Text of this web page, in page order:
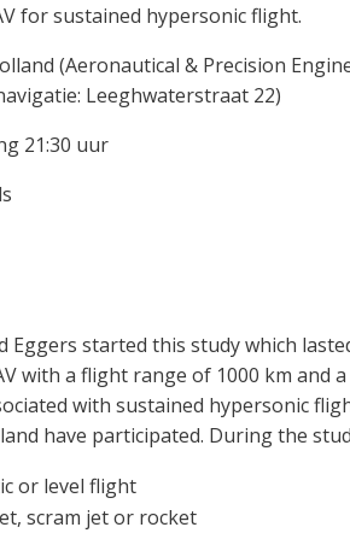
for sustained hypersonic flight.
(Aeronautical & Precision
Leeghwaterstraat 22)
21:30 uur
Eggers started this study which
with a flight range of 1000 km and
with sustained hypersonic
have participated. During the
or level flight
scram jet or rocket